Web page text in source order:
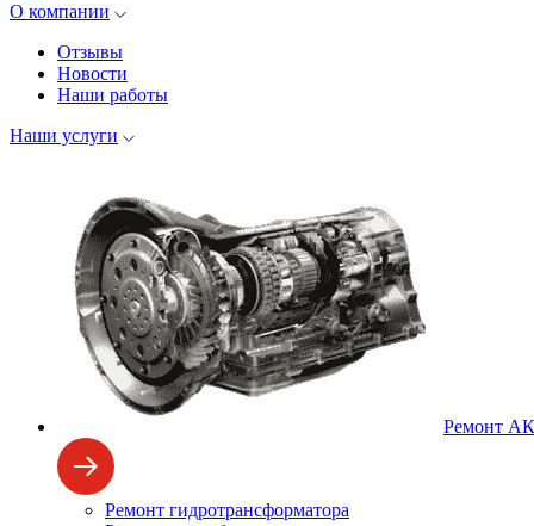
О компании
Отзывы
Новости
Наши работы
Наши услуги
Ремонт
Ремонт гидротрансформатора